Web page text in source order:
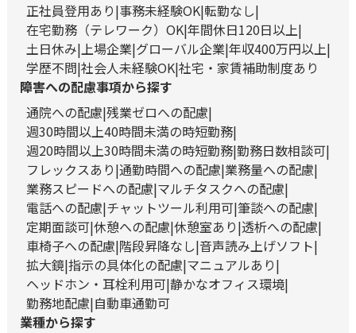
正社員登用あり 事務未経験OK 転勤なし
在宅勤務（テレワーク）OK 年間休日120日以上
土日休み 上場企業 グローバル企業 年収400万円以上
学歴不問 社会人未経験OK 社宅・家賃補助制度あり
障害への配慮事項から探す
通院への配慮 残業ゼロへの配慮
週30時間以上40時間未満の時短勤務
週20時間以上30時間未満の時短勤務 勤務日数相談可
フレックスあり 通勤時間への配慮 業務量への配慮
業務スピードへの配慮 マルチタスクへの配慮
電話への配慮 チャットツール利用可 筆談への配慮
定期面談可 休憩への配慮 休憩室あり 透析への配慮
車椅子への配慮 階段昇降なし 音声読み上げソフト
拡大鏡 指示の具体化の配慮 マニュアルあり
ヘッドホン・耳栓利用可 静かなオフィス環境
勤務地配慮 自動車通勤可
業種から探す